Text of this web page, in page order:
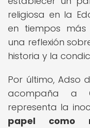
religiosa en la
en tiempos más
una reflexión
historia y la
Por último, Adso
acompaña a
representa la
papel como